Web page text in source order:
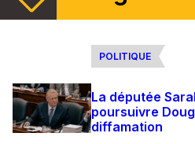
POLITIQUE
La députée
poursuivre
diffamation